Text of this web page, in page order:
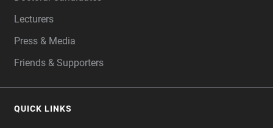
Lecturers
Press & Media
Friends & Supporters
QUICK LINKS